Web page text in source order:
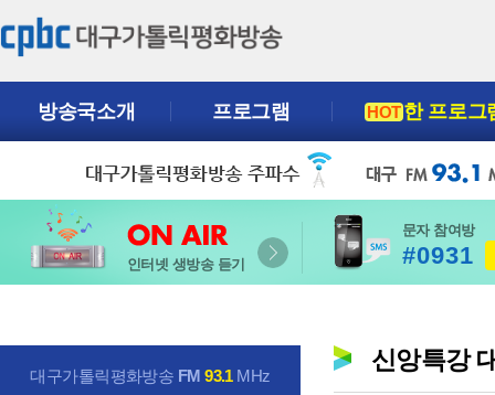
방송국소개 프로그램 HOT한 프로그
인터넷 생방송 듣기
문자 참여방
#0931
대구가톨릭평화방송 FM93.1MHz
신앙특강